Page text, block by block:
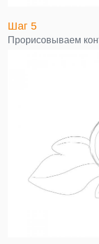
Шаг 5
Прорисовываем